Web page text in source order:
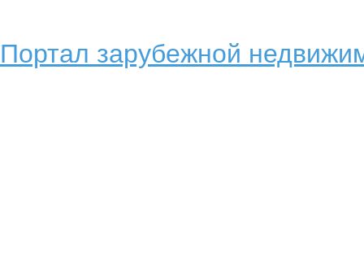
Портал зарубежной